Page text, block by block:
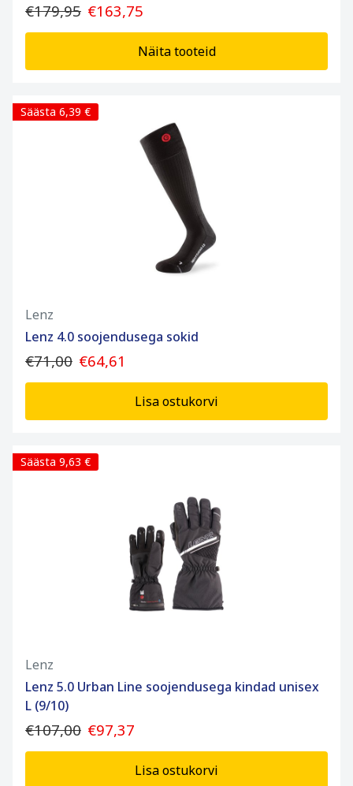
€179,95 €163,75
Näita tooteid
Säästa 6,39 €
Lenz
Lenz 4.0 soojendusega sokid
€71,00 €64,61
Lisa ostukorvi
Säästa 9,63 €
Lenz
Lenz 5.0 Urban Line soojendusega kindad unisex
L (9/10)
€107,00 €97,37
Lisa ostukorvi